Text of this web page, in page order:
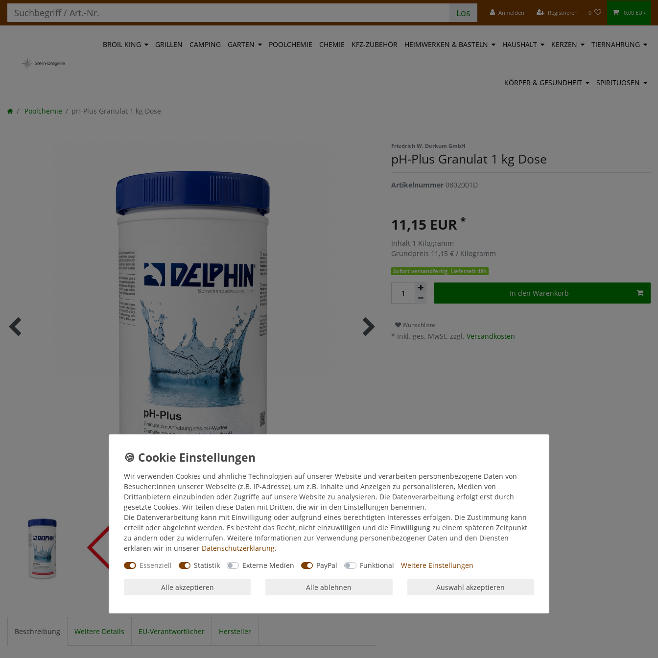
Los Anmelden Registrieren 0 0,00 EUR
BROIL KING GRILLEN CAMPING GARTEN POOLCHEMIE CHEMIE KFZ-ZUBEHÖR HEIMWERKEN & BASTELN HAUSHALT KERZEN TIERNAHRUNG
KÖRPER & GESUNDHEIT SPIRITUOSEN
Poolchemie pH-Plus Granulat 1 kg Dose
Friedrich W. Derkum GmbH
pH-Plus Granulat 1 kg Dose
Artikelnummer 0802001D
11,15 EUR *
Inhalt 1 Kilogramm
Grundpreis 11,15 € / Kilogramm
Sofort versandfertig, Lieferzeit 48h
In den Warenkorb
Wunschliste
* inkl. ges. MwSt. zzgl. Versandkosten
Beschreibung Weitere Details EU-Verantwortlicher Hersteller
Wir verwenden Cookies und ähnliche Technologien auf unserer Website und verarbeiten personenbezogene Daten von
Besucher:innen unserer Webseite (z.B. IP-Adresse), um z.B. Inhalte und Anzeigen zu personalisieren, Medien von
Drittanbietern einzubinden oder Zugriffe auf unsere Website zu analysieren. Die Datenverarbeitung erfolgt erst durch
gesetzte Cookies. Wir teilen diese Daten mit Dritten, die wir in den Einstellungen benennen.
Die Datenverarbeitung kann mit Einwilligung oder aufgrund eines berechtigten Interesses erfolgen. Die Zustimmung kann
erteilt oder abgelehnt werden. Es besteht das Recht, nicht einzuwilligen und die Einwilligung zu einem späteren Zeitpunkt
zu ändern oder zu widerrufen. Weitere Informationen zur Verwendung personenbezogener Daten und den Diensten
erklären wir in unserer Daten­schutz­erklärung.
Essenziell
Statistik Externe Medien PayPal Funktional Weitere Einstellungen
Alle akzeptieren Alle ablehnen Auswahl akzeptieren